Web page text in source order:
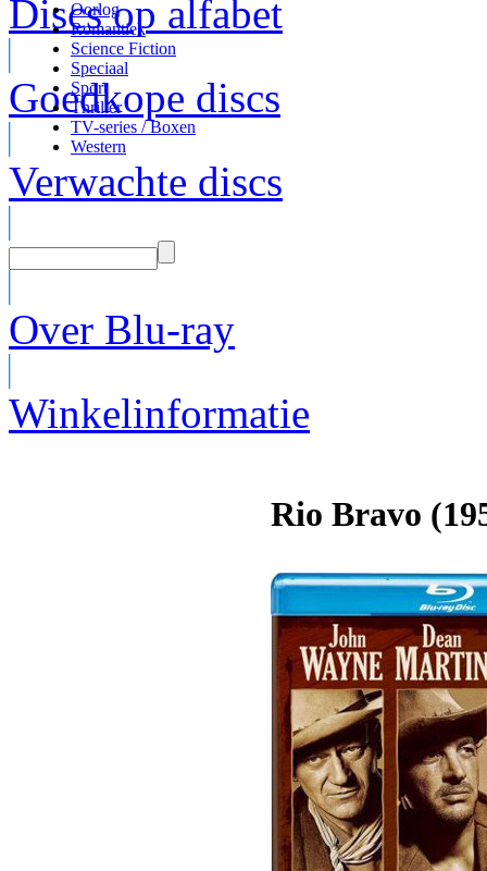
Discs op alfabet
Goedkope discs
Verwachte discs
Over Blu-ray
Winkelinformatie
Oorlog
Romantiek
Science Fiction
Speciaal
Sport
Thriller
TV-series / Boxen
Western
Rio Bravo